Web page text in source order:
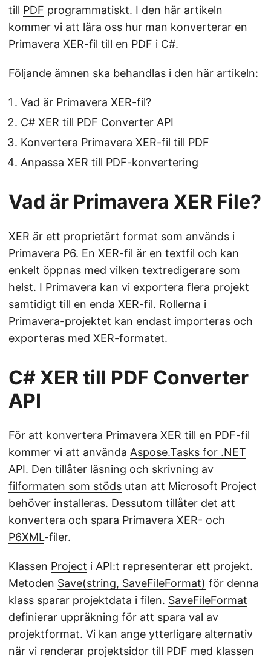
till PDF programmatiskt. I den här artikeln
kommer vi att lära oss hur man konverterar en
Primavera XER-fil till en PDF i C#.
Följande ämnen ska behandlas i den här artikeln:
Vad är Primavera XER-fil?
C# XER till PDF Converter API
Konvertera Primavera XER-fil till PDF
Anpassa XER till PDF-konvertering
Vad är Primavera XER File?
XER är ett proprietärt format som används i
Primavera P6. En XER-fil är en textfil och kan
enkelt öppnas med vilken textredigerare som
helst. I Primavera kan vi exportera flera projekt
samtidigt till en enda XER-fil. Rollerna i
Primavera-projektet kan endast importeras och
exporteras med XER-formatet.
C# XER till PDF Converter
API
För att konvertera Primavera XER till en PDF-fil
kommer vi att använda Aspose.Tasks for .NET
API. Den tillåter läsning och skrivning av
filformaten som stöds utan att Microsoft Project
behöver installeras. Dessutom tillåter det att
konvertera och spara Primavera XER- och
P6XML-filer.
Klassen Project i API:t representerar ett projekt.
Metoden Save(string, SaveFileFormat) för denna
klass sparar projektdata i filen. SaveFileFormat
definierar uppräkning för att spara val av
projektformat. Vi kan ange ytterligare alternativ
när vi renderar projektsidor till PDF med klassen